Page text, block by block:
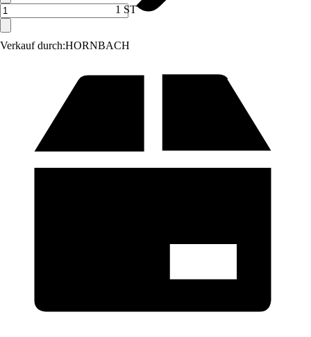
Verkauf durch:HORNBACH
1 ST